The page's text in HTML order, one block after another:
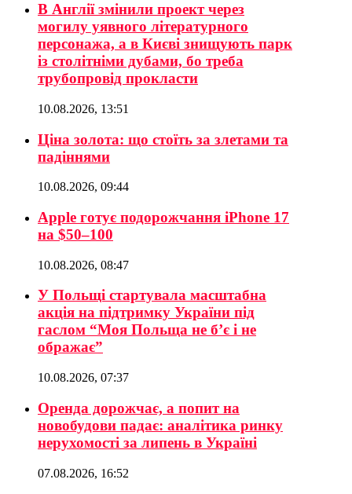
В Англії змінили проект через
могилу уявного літературного
персонажа, а в Києві знищують парк
із столітніми дубами, бо треба
трубопровід прокласти
10.08.2026, 13:51
Ціна золота: що стоїть за злетами та
падіннями
10.08.2026, 09:44
Apple готує подорожчання iPhone 17
на $50–100
10.08.2026, 08:47
У Польщі стартувала масштабна
акція на підтримку України під
гаслом “Моя Польща не б’є і не
ображає”
10.08.2026, 07:37
Оренда дорожчає, а попит на
новобудови падає: аналітика ринку
нерухомості за липень в Україні
07.08.2026, 16:52